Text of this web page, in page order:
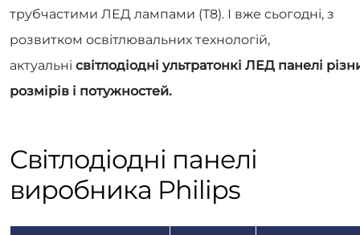
трубчастими ЛЕД лампами (Т8). І вже сьогодні, з
розвитком освітлювальних технологій,
актуальні світлодіодні ультратонкі ЛЕД панелі
розмірів і потужностей.
Світлодіодні панелі
виробника Philips